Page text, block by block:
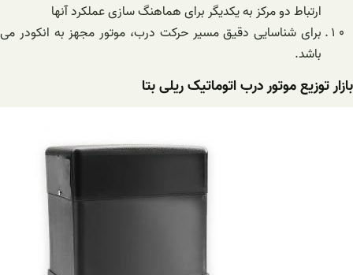
ارتباط دو مرکز به یکدیگر برای هماهنگ سازی عملکرد آنها
برای شناسایی دقیق مسیر حرکت درب، موتور مجهز به انکودر می
باشد.
بازار توزیع موتور درب اتوماتیک ریلی بتا